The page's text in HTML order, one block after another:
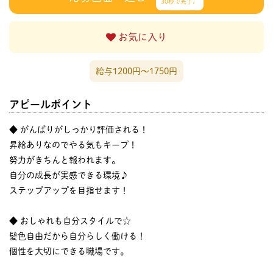
お気に入り
給与1200円〜1750円
アピールポイント
◆ がんばりがしっかり評価される！
昇給ありなのでやる気もキープ！
努力がきちんと報われます。
自分の成長が実感できる環境♪
ステップアップを目指せます！
◆ おしゃれも自分スタイルで☆
髪色自由だから自分らしく働ける！
個性を大切にできる職場です。